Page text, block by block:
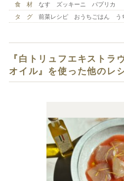
食 材
なす ズッキーニ パプリカ
タ グ
前菜レシピ おうちごはん う
『白トリュフエキストラ
オイル』を使った他のレ